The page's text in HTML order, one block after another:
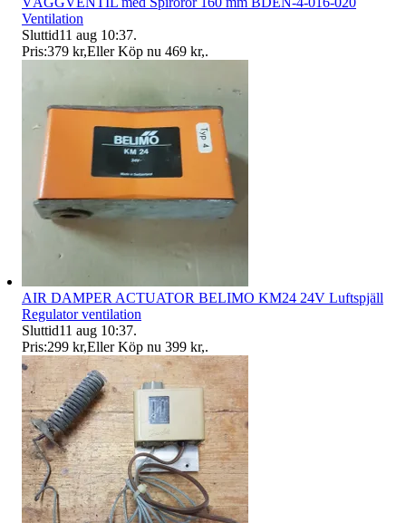
Ventilation
Sluttid11 aug 10:37.
Pris:379 kr,Eller Köp nu 469 kr,.
AIR DAMPER ACTUATOR BELIMO KM24 24V Luftspjäll
Regulator ventilation
Sluttid11 aug 10:37.
Pris:299 kr,Eller Köp nu 399 kr,.